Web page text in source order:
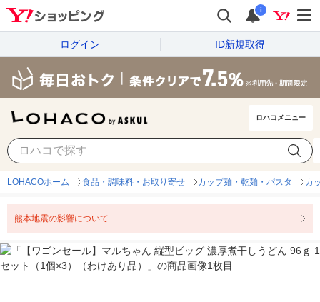
i
ログイン ID新規取得
ロハコメニュー
LOHACOホーム 食品・調味料・お取り寄せ カップ麺・乾麺・パスタ カ
熊本地震の影響について